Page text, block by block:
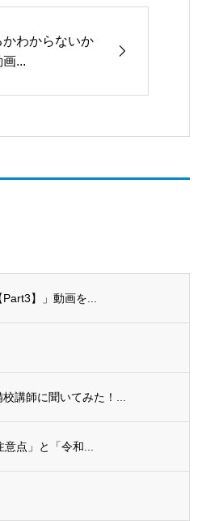
かわからないか
...
】」動画を...
講師に聞いてみた！...
点」と「令和...